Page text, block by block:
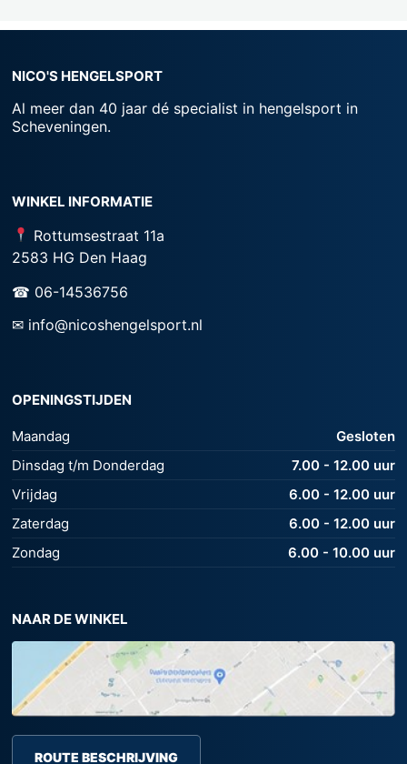
NICO'S HENGELSPORT
Al meer dan 40 jaar dé specialist in hengelsport in
Scheveningen.
WINKEL INFORMATIE
Rottumsestraat 11a
2583 HG Den Haag
☎ 06-14536756
✉ info@nicoshengelsport.nl
OPENINGSTIJDEN
Maandag
Gesloten
Dinsdag t/m Donderdag
7.00 - 12.00 uur
Vrijdag
6.00 - 12.00 uur
Zaterdag
6.00 - 12.00 uur
Zondag
6.00 - 10.00 uur
NAAR DE WINKEL
ROUTE BESCHRIJVING